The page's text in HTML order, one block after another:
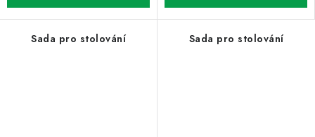
Sada pro stolování Sada pro stolování